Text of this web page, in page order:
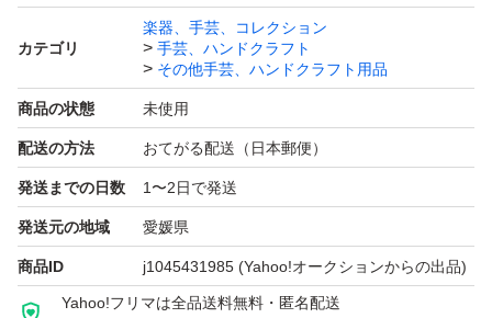
配達遅れや不着などありましても、こちらから代替品の発
送などフォローは一切致しません。 ご心配な方は+400円
で宅急便コンパクトに変更可能です。 入札前にお知らせ
ください。 金額を修正して再出品いたします。
カテゴリ
楽器、手芸、コレクション
手芸、ハンドクラフト
その他手芸、ハンドクラフト用品
商品の状態 未使用
配送の方法 おてがる配送（日本郵便）
発送までの日数 1〜2日で発送
発送元の地域 愛媛県
商品ID j1045431985 (Yahoo!オークションからの出品)
Yahoo!フリマは全品送料無料・匿名配送